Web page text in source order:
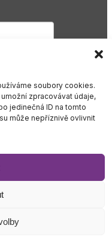
soubory cookies.
zpracovávat údaje,
jedinečná ID na tomto
může nepříznivě ovlivnit